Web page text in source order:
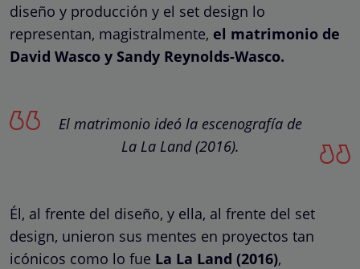
diseño y producción y el set design lo
representan, magistralmente, el matrimonio de
David Wasco y Sandy Reynolds-Wasco.
El matrimonio ideó la escenografía de
La La Land (2016).
Él, al frente del diseño, y ella, al frente del set
design, unieron sus mentes en proyectos tan
icónicos como lo fue La La Land (2016),